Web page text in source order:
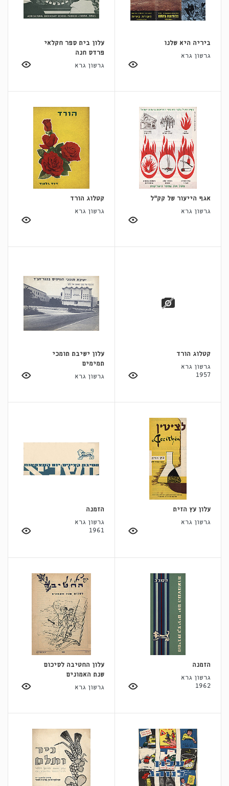
ביריה היא שלנו
גרשון גרא
עלון בית ספר חקלאי
פרדס חנה
גרשון גרא
אגף הייעור של קק"ל
גרשון גרא
קטלוג הורד
גרשון גרא
קטלוג הורד
גרשון גרא
1957
עלון ישיבת תומכי
תמימים
גרשון גרא
עלון עץ הזית
גרשון גרא
הזמנה
גרשון גרא
1961
הזמנה
גרשון גרא
1962
עלון החטיבה לסיכום
שנת האמונים
גרשון גרא